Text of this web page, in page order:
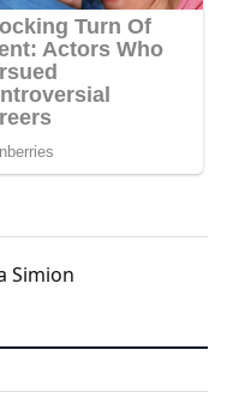
Simion